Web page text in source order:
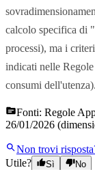
calcolo specifica di
processi), ma i
indicati nelle
consumi dell'utenza).
Fonti: Regole
26/01/2026
Non trovi
Utile?
Sì No